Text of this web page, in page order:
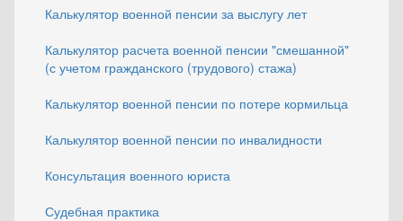
Калькулятор военной пенсии за выслугу лет
Калькулятор расчета военной пенсии "смешанной"
(с учетом гражданского (трудового) стажа)
Калькулятор военной пенсии по потере кормильца
Калькулятор военной пенсии по инвалидности
Консультация военного юриста
Судебная практика